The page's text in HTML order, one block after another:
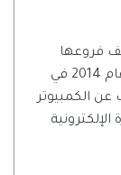
فروعها
وأقسامها، عملت في الكتابة التقنية منذ عام 2014 في
عن الكمبيوتر